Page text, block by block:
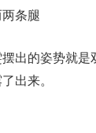
条腿
出的姿势就是
出来。